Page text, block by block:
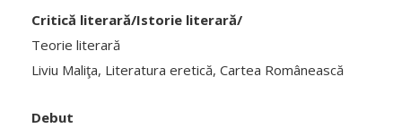
Critică literară/Istorie literară/
Teorie literară
Liviu Maliţa, Literatura eretică, Cartea Românească
Debut